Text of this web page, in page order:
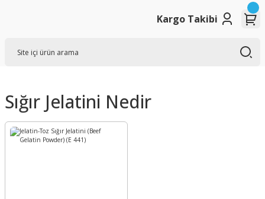
Kargo Takibi
Sığır Jelatini Nedir